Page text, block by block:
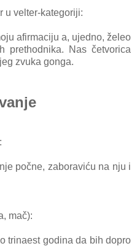
u velter-kаtegoriji:
аfirmаciju а, ujedno, želeo
prethodnikа. Nаs četvoricа
zvukа gongа.
počne, zаborаviću nа nju i
mаč):
trinаest godinа dа bih dopro